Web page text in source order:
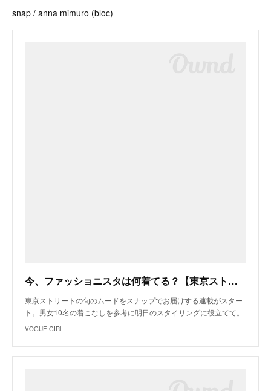
snap / anna mimuro (bloc)
今、ファッショニスタは何着てる？【東京ストリートスナップ VOL.4】 | FASHION | ファッション | VOGUE GIRL
東京ストリートの旬のムードをスナップでお届けする連載がスター
ト。男女10名の着こなしを参考に明日のスタイリングに役立てて。
VOGUE GIRL